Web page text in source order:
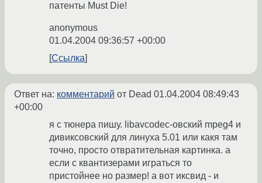
патенты Must Die!
anonymous
01.04.2004 09:36:57 +00:00
Ссылка
Ответ на: комментарий от Dead 01.04.2004 08:49:43
+00:00
я с тюнера пишу. libavcodec-овский mpeg4 и
дивиксовский для линуха 5.01 или какя там
точно, просто отвратительная картинка. а
если с квантизерами играться то
пристойнее но размер! а вот иксвид - и